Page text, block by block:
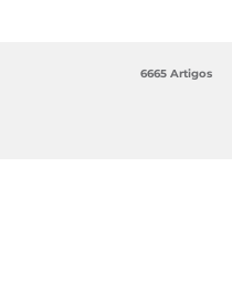
6665 Artigos